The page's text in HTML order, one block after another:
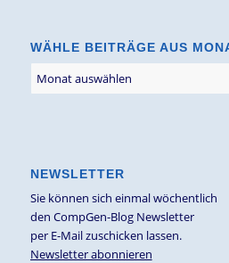
WÄHLE BEITRÄGE AUS
NEWSLETTER
Sie können sich einmal wöchentlich
den CompGen-Blog Newsletter
per E-Mail zuschicken lassen.
Newsletter abonnieren